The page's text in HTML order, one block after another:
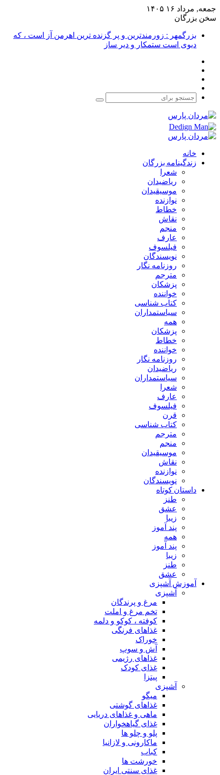
جمعه, مرداد ۱۶ ۱۴۰۵
سخن بزرگان
بزرگمهر : زورمندترین و پر گزنده ترین اهرمن آز است ، که
دیوی است ستمکار و دیر ساز
جستجو
خانه
زندگینامه بزرگان
شعرا
ریاضیدان
موسیقیدان
نوازنده
خطاط
نقاش
منجم
عارف
فیلسوف
نویسندگان
روزنامه نگار
مترجم
پزشکان
خواننده
کتاب شناسی
سیاستمداران
همه
پزشکان
خطاط
خواننده
روزنامه نگار
ریاضیدان
سیاستمداران
شعرا
عارف
فیلسوف
قرن
کتاب شناسی
مترجم
منجم
موسیقیدان
نقاش
نوازنده
نویسندگان
داستان کوتاه
طنز
عشق
زیبا
پند آموز
همه
پند آموز
زیبا
طنز
عشق
آموزش آشپزی
آشپزی
مرغ و پرندگان
تخم مرغ و املت
کوفته ، کوکو و دلمه
غذاهای فرنگی
خوراک
آش و سوپ
غذاهای رژیمی
غذای کودک
پیتزا
آشپزی
میگو
غذاهای گوشتی
ماهی و غذاهای دریایی
غذای گیاهخواران
پلو و چلو ها
ماکارونی و لازانیا
کباب
خورشت ها
غذای سنتی ایران